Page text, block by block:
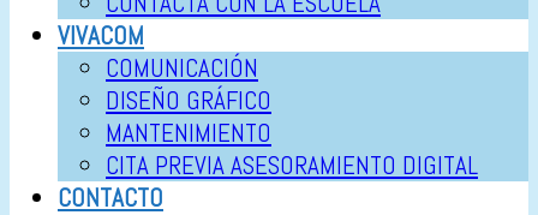
VIVACOM
COMUNICACIÓN
DISEÑO GRÁFICO
MANTENIMIENTO
CITA PREVIA ASESORAMIENTO DIGITAL
CONTACTO